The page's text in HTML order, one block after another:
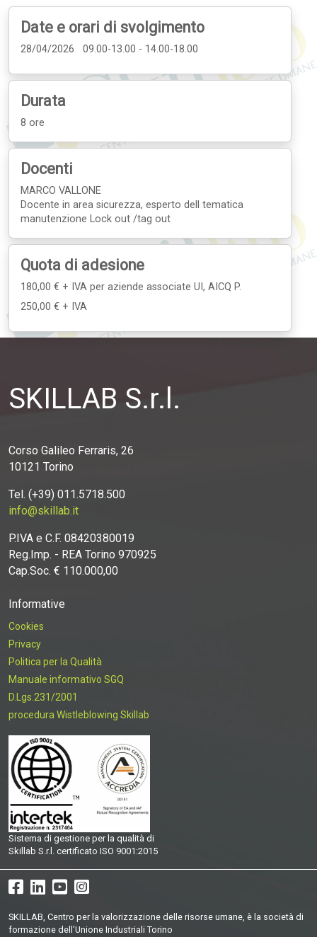
Date e orari di svolgimento
28/04/2026 09.00-13.00 - 14.00-18.00
Durata
8 ore
Docenti
MARCO VALLONE
Docente in area sicurezza, esperto dell tematica
manutenzione Lock out /tag out
Quota di adesione
180,00 € + IVA per aziende associate UI, AICQ P.
250,00 € + IVA
SKILLAB S.r.l.
Corso Galileo Ferraris, 26
10121 Torino
Tel. (+39) 011.5718.500
info@skillab.it
P.IVA e C.F. 08420380019
Reg.Imp. - REA Torino 970925
Cap.Soc. € 110.000,00
Informative
Cookies
Privacy
Politica per la Qualità
Manuale informativo SGQ
D.Lgs.231/2001
procedura Wistleblowing Skillab
Sistema di gestione per la qualità di
Skillab S.r.l. certificato ISO 9001:2015
SKILLAB, Centro per la valorizzazione delle risorse umane, è la società di
formazione dell’Unione Industriali Torino